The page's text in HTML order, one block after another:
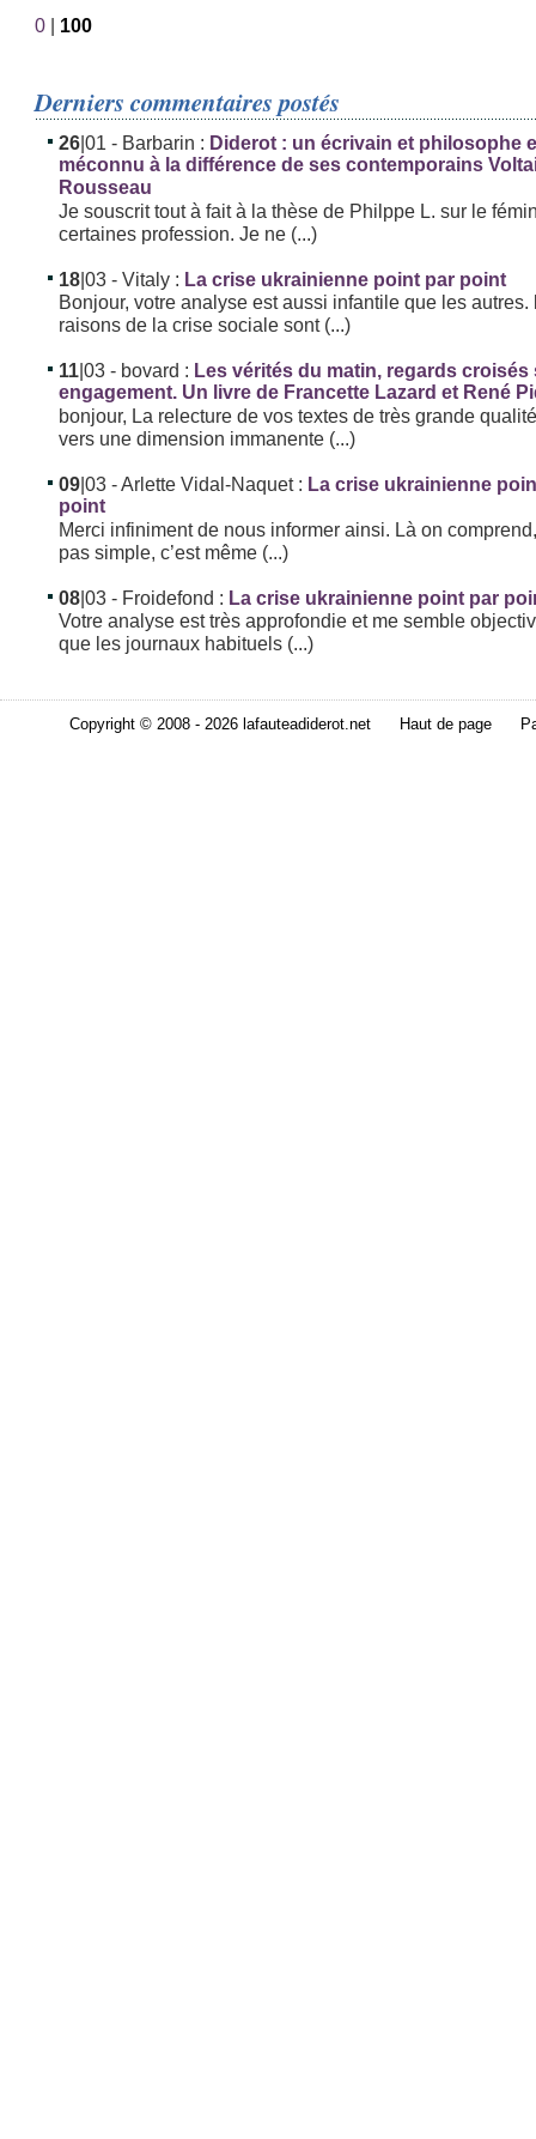
0 100
Derniers commentaires postés
26|01 - Barbarin : Diderot : un écrivain et philosophe
méconnu à la différence de ses contemporains
Rousseau
Je souscrit tout à fait à la thèse de Philppe L. sur le
certaines profession. Je ne (...)
18|03 - Vitaly : La crise ukrainienne point par point
Bonjour, votre analyse est aussi infantile que les autres.
raisons de la crise sociale sont (...)
11 |03 - bovard : Les vérités du matin, regards croisés
engagement. Un livre de Francette Lazard et René
bonjour, La relecture de vos textes de très grande
vers une dimension immanente (...)
09|03 - Arlette Vidal-Naquet : La crise ukrainienne
point
Merci infiniment de nous informer ainsi. Là on
pas simple, c’est même (...)
08|03 - Froidefond : La crise ukrainienne point par
Votre analyse est très approfondie et me semble
que les journaux habituels (...)
Copyright © 2008 - 2026 lafauteadiderot.net Haut de page